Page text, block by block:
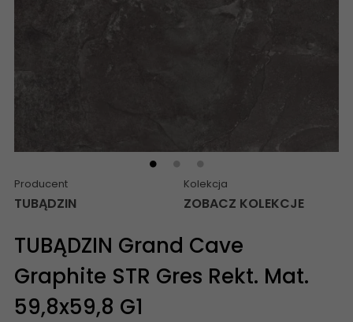
Producent
TUBĄDZIN
Kolekcja
ZOBACZ KOLEKCJE
TUBĄDZIN Grand Cave
Graphite STR Gres Rekt. Mat.
59,8x59,8 G1